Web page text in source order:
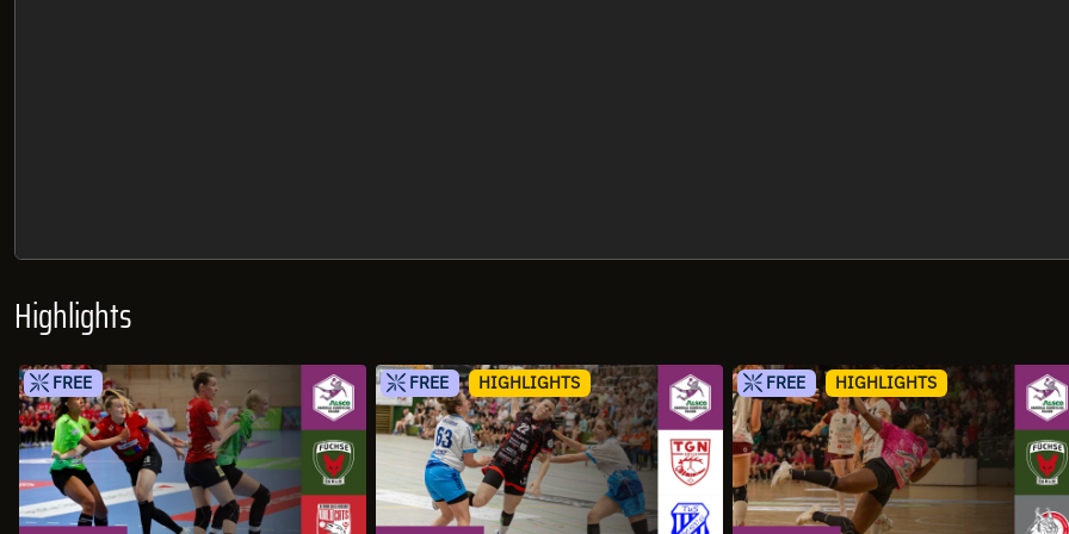
Highlights
FREE FREE HIGHLIGHTS FREE HIGHLIGHTS